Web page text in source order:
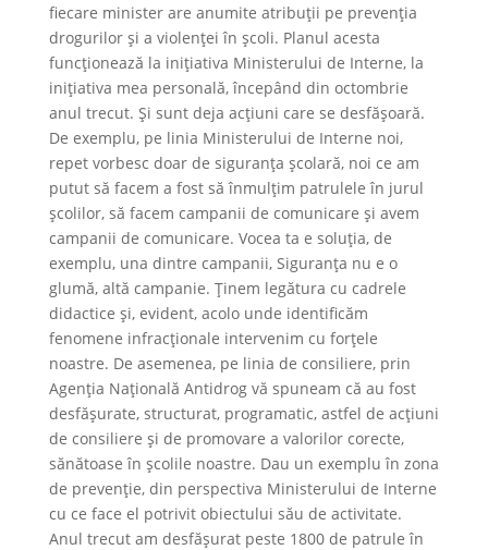
fiecare minister are anumite atribuții pe prevenția
drogurilor și a violenței în școli. Planul acesta
funcționează la inițiativa Ministerului de Interne, la
inițiativa mea personală, începând din octombrie
anul trecut. Și sunt deja acțiuni care se desfășoară.
De exemplu, pe linia Ministerului de Interne noi,
repet vorbesc doar de siguranța școlară, noi ce am
putut să facem a fost să înmulțim patrulele în jurul
școlilor, să facem campanii de comunicare și avem
campanii de comunicare. Vocea ta e soluția, de
exemplu, una dintre campanii, Siguranța nu e o
glumă, altă campanie. Ținem legătura cu cadrele
didactice și, evident, acolo unde identificăm
fenomene infracționale intervenim cu forțele
noastre. De asemenea, pe linia de consiliere, prin
Agenția Națională Antidrog vă spuneam că au fost
desfășurate, structurat, programatic, astfel de acțiuni
de consiliere și de promovare a valorilor corecte,
sănătoase în școlile noastre. Dau un exemplu în zona
de prevenție, din perspectiva Ministerului de Interne
cu ce face el potrivit obiectului său de activitate.
Anul trecut am desfășurat peste 1800 de patrule în